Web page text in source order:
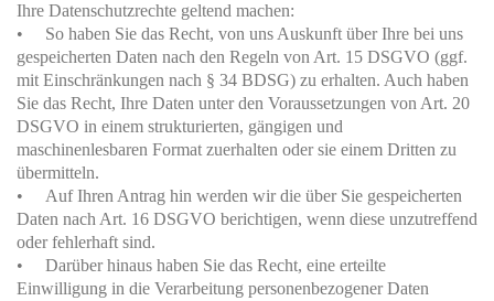
Ihre Datenschutzrechte geltend machen:
• So haben Sie das Recht, von uns Auskunft über Ihre bei uns
gespeicherten Daten nach den Regeln von Art. 15 DSGVO (ggf.
mit Einschränkungen nach § 34 BDSG) zu erhalten. Auch haben
Sie das Recht, Ihre Daten unter den Voraussetzungen von Art. 20
DSGVO in einem strukturierten, gängigen und
maschinenlesbaren Format zuerhalten oder sie einem Dritten zu
übermitteln.
• Auf Ihren Antrag hin werden wir die über Sie gespeicherten
Daten nach Art. 16 DSGVO berichtigen, wenn diese unzutreffend
oder fehlerhaft sind.
• Darüber hinaus haben Sie das Recht, eine erteilte
Einwilligung in die Verarbeitung personenbezogener Daten